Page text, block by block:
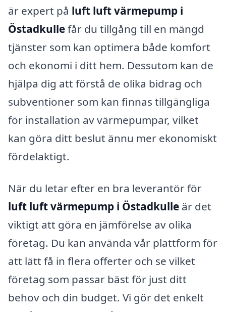
är expert på luft luft värmepump i
Östadkullefår du tillgång till en mängd
tjänster som kan optimera både komfort
och ekonomi i ditt hem. Dessutom kan de
hjälpa dig att förstå de olika bidrag och
subventioner som kan finnas tillgängliga
för installation av värmepumpar, vilket
kan göra ditt beslut ännu mer ekonomiskt
fördelaktigt.
När du letar efter en bra leverantör för
luft luft värmepump i Östadkulle är det
viktigt att göra en jämförelse av olika
företag. Du kan använda vår plattform för
att lätt få in flera offerter och se vilket
företag som passar bäst för just ditt
behov och din budget. Vi gör det enkelt